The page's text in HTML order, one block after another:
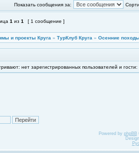
Показать сообщения за:
1 из 1 [ 1 сообщение ]
и проекты Круга » ТурКлуб Круга » Осенние
нет зарегистрированных пользователей и гости:
Powered by phpBB